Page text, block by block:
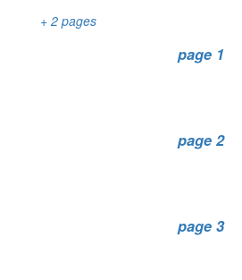
+ 2 pages
page 1
page 2
page 3